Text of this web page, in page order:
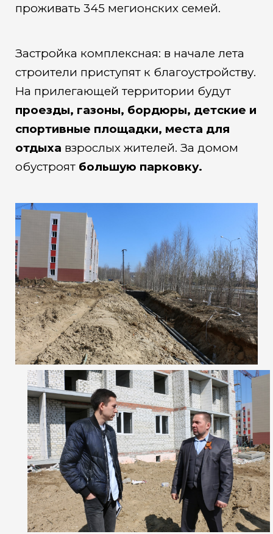
проживать 345 мегионских семей.
Застройка комплексная: в начале лета
строители приступят к благоустройству.
На прилегающей территории будут
проезды, газоны, бордюры, детские и
спортивные площадки, места для
отдыха взрослых жителей. За домом
обустроят большую парковку.